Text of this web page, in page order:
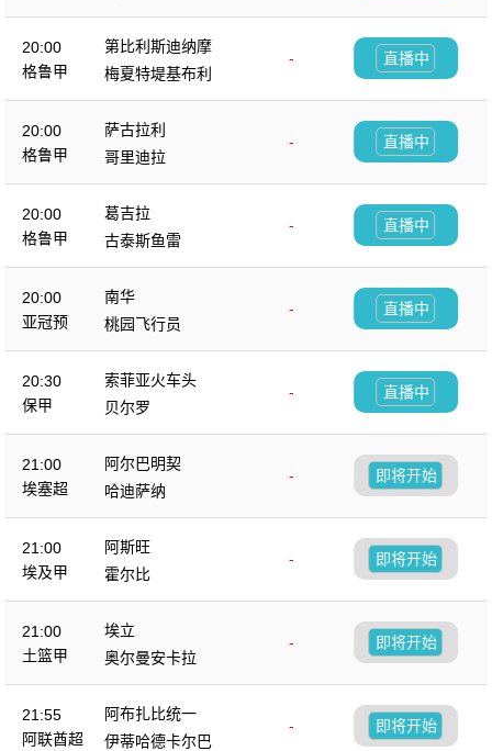
20:00
格鲁甲
第比利斯迪纳摩
-
梅夏特堤基布利
直播中
20:00
格鲁甲
萨古拉利
-
哥里迪拉
直播中
20:00
格鲁甲
葛吉拉
-
古泰斯鱼雷
直播中
20:00
亚冠预
南华
-
桃园飞行员
直播中
20:30
保甲
索菲亚火车头
-
贝尔罗
直播中
21:00
埃塞超
阿尔巴明契
-
哈迪萨纳
即将开始
21:00
埃及甲
阿斯旺
-
霍尔比
即将开始
21:00
土篮甲
埃立
-
奥尔曼安卡拉
即将开始
21:55
阿联酋超
阿布扎比统一
-
伊蒂哈德卡尔巴
即将开始